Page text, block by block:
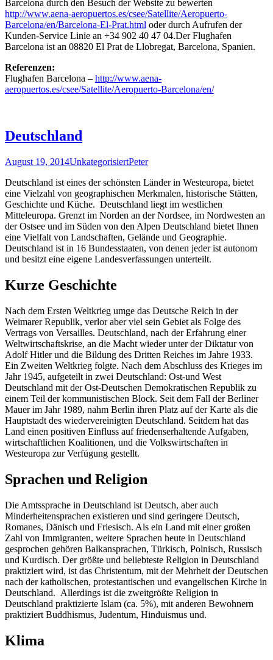
Barcelona durch den Besuch der Website zu bewerten
http://www.aena-aeropuertos.es/csee/Satellite/Aeropuerto-
Barcelona/en/Barcelona-El-Prat.html oder durch Aufrufen der
Kunden-Service Linie an +34 902 40 47 04.Der Flughafen
Barcelona ist an 08820 El Prat de Llobregat, Barcelona, ​​Spanien.
Referenzen:
Flughafen Barcelona – http://www.aena-
aeropuertos.es/csee/Satellite/Aeropuerto-Barcelona/en/
Deutschland
August 19, 2014UnkategorisiertPeter
Deutschland ist eines der schönsten Länder in Westeuropa, bietet
eine Vielzahl von geographischen Merkmalen, historische Stätten,
Geschichte und Küche. Deutschland liegt im westlichen
Mitteleuropa. Grenzt im Norden an der Nordsee, im Nordwesten an
der Ostsee und im Süden von den Alpen Deutschland bietet Ihnen
eine Vielfalt von Landschaften, Gelände und Geographie.
Deutschland ist in 16 Bundesstaaten, von denen jeder ist autonom
und besitzt eine eigene Landesverfassungen unterteilt.
Kurze Geschichte
Nach dem Ersten Weltkrieg umge das Deutsche Reich in der
Weimarer Republik, verlor aber viel sein Gebiet als Folge des
Vertrags von Versailles. Deutschland, nach der Erfahrung einer
Weltwirtschaftskrise, an die Macht wieder unter der Diktatur von
Adolf Hitler und die Bildung des Dritten Reiches im Jahre 1933.
Ein Zweiten Weltkrieg folgte. Nach dem Abschluss des Krieges im
Jahr 1945, aufgeteilt in zwei Deutschland: Ost-und West
Deutschland mit der Ost-Deutschen Demokratischen Republik zu
einem Teil der kommunistischen Block. Seit dem Fall der Berliner
Mauer im Jahr 1989, nahm Berlin ihren Platz auf der Karte als die
Hauptstadt des wiedervereinigten Deutschland. Seitdem hat das
Land einen positiven Einfluss auf friedenserhaltende Aufgaben,
wirtschaftlichen Koalitionen, und die Volkswirtschaften in
Westeuropa zur Verfügung gestellt.
Sprachen und Religion
Die Amtssprache in Deutschland ist Deutsch, aber auch
Minderheitensprachen existieren und sind geringere Deutsch,
Romanes, Dänisch und Friesisch. Als ein Land mit einer großen
Zahl von Immigranten, weitere Sprachen heute in Deutschland
gesprochen gehören Balkansprachen, Türkisch, Polnisch, Russisch
und Kurdisch. Der größte und beliebteste Religion in Deutschland
praktiziert wird, ist das Christentum, mit der Mehrheit der Deutschen
nach der katholischen, protestantischen und evangelischen Kirche in
Deutschland. Allerdings ist die zweitgrößte Religion in
Deutschland praktizierte Islam (ca. 5%), mit anderen Bewohnern
praktiziert Buddhismus, Judentum, Hinduismus und.
Klima